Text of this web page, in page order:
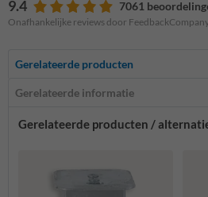
9.4 7061
Onafhankelijke reviews door
Gerelateerde producten
Gerelateerde informatie
Gerelateerde producten /